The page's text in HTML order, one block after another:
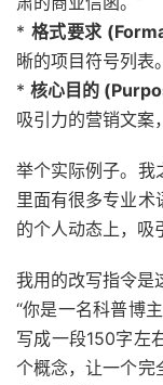
* 格式要求
晰的项目符号列表
*核心目的
吸引力的营销文案
举个实际例子。我
里面有很多专业
的个人动态上，吸
我用的改写指令是
“你是一名科普博
写成一段150字左
个概念，让一个完